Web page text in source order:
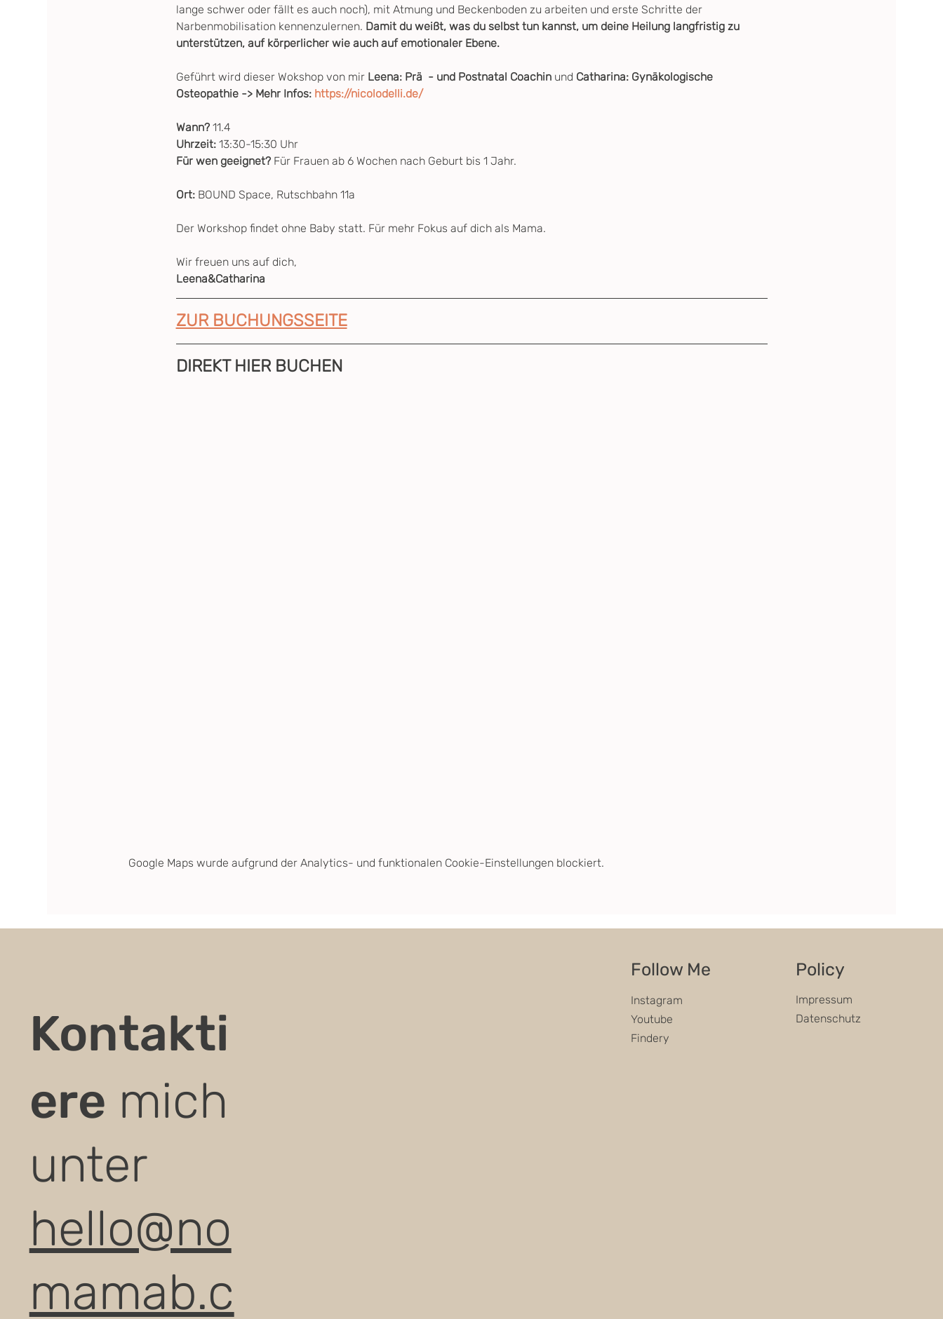
lange schwer oder fällt es auch noch), mit Atmung und Beckenboden zu arbeiten und erste Schritte der
Narbenmobilisation kennenzulernen. Damit du weißt, was du selbst tun kannst, um deine Heilung langfristig zu
unterstützen, auf körperlicher wie auch auf emotionaler Ebene.
Geführt wird dieser Wokshop von mir Leena: Prä  - und Postnatal Coachin und Catharina: Gynäkologische
Osteopathie -> Mehr Infos: https://nicolodelli.de/
Wann? 11.4
Uhrzeit: 13:30-15:30 Uhr
Für wen geeignet? Für Frauen ab 6 Wochen nach Geburt bis 1 Jahr.
Ort: BOUND Space, Rutschbahn 11a
Der Workshop findet ohne Baby statt. Für mehr Fokus auf dich als Mama.
Wir freuen uns auf dich,
Leena&Catharina
ZUR BUCHUNGSSEITE
DIREKT HIER BUCHEN
Google Maps wurde aufgrund der Analytics- und funktionalen Cookie-Einstellungen blockiert.
Kontakti
ere mich
unter
hello@no
mamab.c
Follow Me
Instagram
Youtube
Findery
Policy
Impressum
Datenschutz